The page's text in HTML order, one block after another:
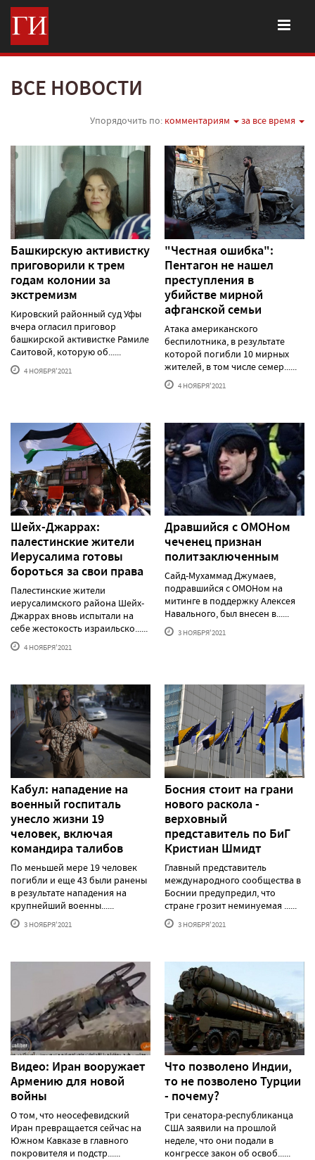
ВСЕ НОВОСТИ
Упорядочить по: комментариям за все время
Башкирскую активистку
приговорили к трем
годам колонии за
экстремизм
Кировский районный суд Уфы
вчера огласил приговор
башкирской активистке Рамиле
Саитовой, которую об......
4 НОЯБРЯ'2021
"Честная ошибка":
Пентагон не нашел
преступления в
убийстве мирной
афганской семьи
Атака американского
беспилотника, в результате
которой погибли 10 мирных
жителей, в том числе семер......
4 НОЯБРЯ'2021
Шейх-Джаррах:
палестинские жители
Иерусалима готовы
бороться за свои права
Палестинские жители
иерусалимского района Шейх-
Джаррах вновь испытали на
себе жестокость израильско......
4 НОЯБРЯ'2021
Дравшийся с ОМОНом
чеченец признан
политзаключенным
Сайд-Мухаммад Джумаев,
подравшийся с ОМОНом на
митинге в поддержку Алексея
Навального, был внесен в......
3 НОЯБРЯ'2021
Кабул: нападение на
военный госпиталь
унесло жизни 19
человек, включая
командира талибов
По меньшей мере 19 человек
погибли и еще 43 были ранены
в результате нападения на
крупнейший военны......
3 НОЯБРЯ'2021
Босния стоит на грани
нового раскола -
верховный
представитель по БиГ
Кристиан Шмидт
Главный представитель
международного сообщества в
Боснии предупредил, что
стране грозит неминуемая ......
3 НОЯБРЯ'2021
Видео: Иран вооружает
Армению для новой
войны
О том, что неосефевидский
Иран превращается сейчас на
Южном Кавказе в главного
покровителя и подстр......
Что позволено Индии,
то не позволено Турции
- почему?
Три сенатора-республиканца
США заявили на прошлой
неделе, что они подали в
конгрессе закон об освоб......